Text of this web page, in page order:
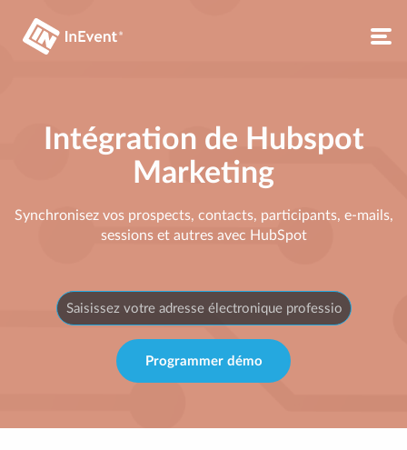
Intégration de Hubspot
Marketing
Synchronisez vos prospects, contacts, participants, e-mails,
sessions et autres avec HubSpot
Programmer démo